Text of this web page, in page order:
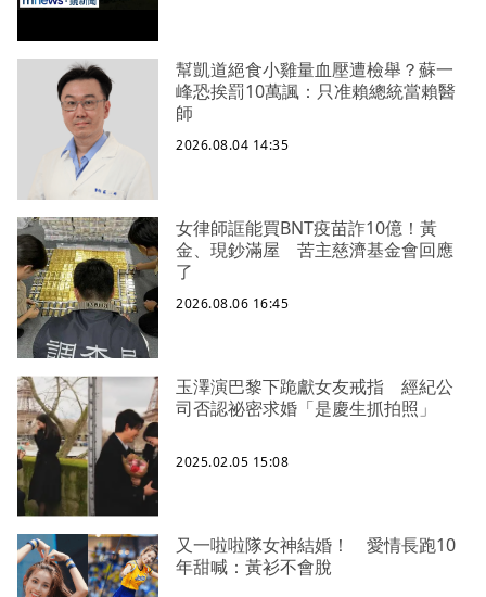
幫凱道絕食小雞量血壓遭檢舉？蘇一
峰恐挨罰10萬諷：只准賴總統當賴醫
師
2026.08.04 14:35
女律師誆能買BNT疫苗詐10億！黃
金、現鈔滿屋 苦主慈濟基金會回應
了
2026.08.06 16:45
玉澤演巴黎下跪獻女友戒指 經紀公
司否認祕密求婚「是慶生抓拍照」
2025.02.05 15:08
又一啦啦隊女神結婚！ 愛情長跑10
年甜喊：黃衫不會脫